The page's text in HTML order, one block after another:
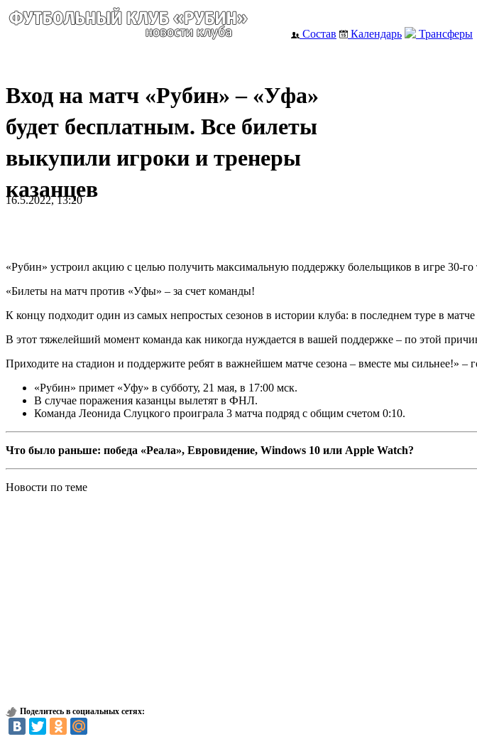
Состав Календарь Трансферы
Вход на матч «Рубин» – «Уфа»
будет бесплатным. Все билеты
выкупили игроки и тренеры
казанцев
16.5.2022, 13:20
«Рубин» устроил акцию с целью получить максимальную поддержку болельщиков в игре 30-
«Билеты на матч против «Уфы» – за счeт команды!
К концу подходит один из самых непростых сезонов в истории клуба: в последнем туре в
В этот тяжелейший момент команда как никогда нуждается в вашей поддержке – по этой
Приходите на стадион и поддержите ребят в важнейшем матче сезона – вместе мы сильнее!» –
«Рубин» примет «Уфу» в субботу, 21 мая, в 17:00 мск.
В случае поражения казанцы вылетят в ФНЛ.
Команда Леонида Слуцкого проиграла 3 матча подряд с общим счетом 0:10.
Что было раньше: победа «Реала», Евровидение, Windows 10 или Apple Watch?
Новости по теме
Поделитесь в социальных сетях: